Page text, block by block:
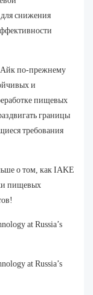
снижения
Айк по-прежнему
и
пищевых
границы
требования
о том, как IAKE
пищевых